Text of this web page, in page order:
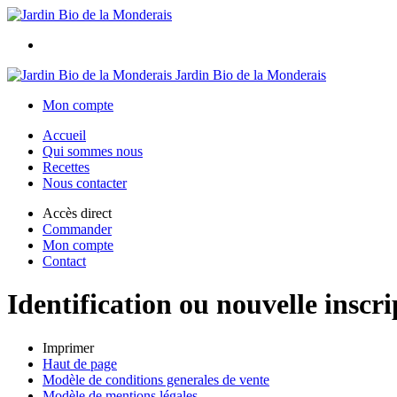
Jardin Bio de la Monderais
Mon compte
Accueil
Qui sommes nous
Recettes
Nous contacter
Accès direct
Commander
Mon compte
Contact
Identification ou nouvelle
Imprimer
Haut de page
Modèle de conditions generales de vente